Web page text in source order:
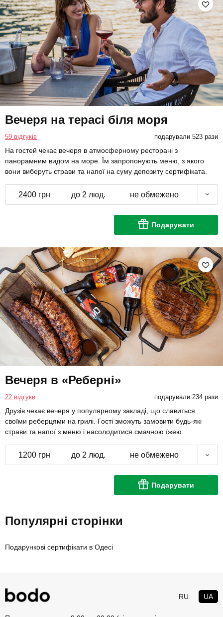
Вечеря на терасі біля моря
59 відгуків подарували 523 рази
На гостей чекає вечеря в атмосферному ресторані з
панорамним видом на море. Їм запропонують меню, з якого
вони виберуть страви та напої на суму депозиту сертифіката.
2400 грн до 2 люд. не обмежено
Подарувати
Вечеря в «Реберні»
22 відгуки подарували 234 рази
Друзів чекає вечеря у популярному закладі, що славиться
своїми реберцями на грилі. Гості зможуть замовити будь-які
страви та напої з меню і насолодитися смачною їжею.
1200 грн до 2 люд. не обмежено
Подарувати
Популярні сторінки
Подарункові сертифікати в Одесі
RU UA